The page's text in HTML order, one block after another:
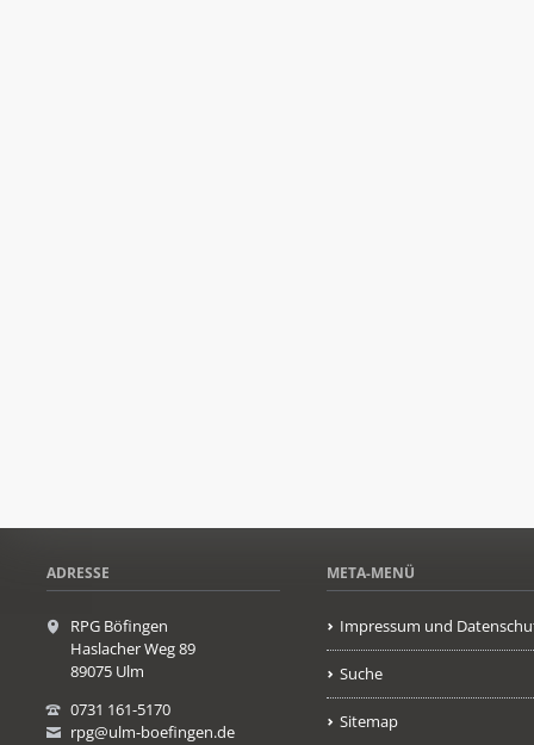
ADRESSE
RPG Böfingen
Haslacher Weg 89
89075 Ulm
0731 161-5170
rpg@ulm-boefingen.de
META-MENÜ
Impressum und
Suche
Sitemap